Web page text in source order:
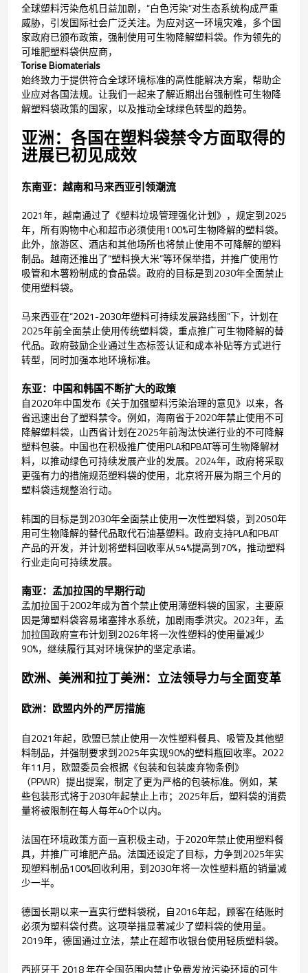
全球塑料污染危机日益加剧，“白色污染”对生态系统构成严重
威胁，引发国际社会广泛关注。为应对这一环境灾难，多个国
家政府已颁布政策，强制使用可生物降解塑料袋。作为领先的
可堆肥塑料袋供应商，
Torise Biomaterials
始终致力于提供符合全球环境标准的高性能解决方案，帮助企
业应对各国法规。让我们一起来了解近期出台强制性可生物降
解塑料袋政策的国家，以及推动全球绿色转型的趋势。
亚洲：各国在塑料袋禁令方面取得的
进展已初见成效
东南亚：越南和马来西亚引领潮流
2021年，越南通过了《塑料垃圾管理强化计划》，规定到2025
年，所有购物中心和超市必须使用100%可生物降解的塑料袋。
此外，旅游区、酒店和其他场所也将禁止使用不可降解的塑料
制品。越南还推出了“塑料换大米”等环保举措，并推广使用竹
吸管和木薯粉制成的食品袋。政府的目标是到2030年全面禁止
使用塑料袋。
马来西亚在“2021-2030年塑料可持续发展路线图”下，计划在
2025年前全面禁止使用传统塑料袋，重点推广可生物降解的替
代品。政府鼓励企业通过生态标签认证和成本补贴等方式进行
转型，同时加强本地环境标准。
东亚：中国和韩国不断扩大的政策
自2020年中国发布《关于加强塑料污染治理的意见》以来，各
省迅速出台了塑料禁令。例如，海南省于2020年禁止使用不可
降解塑料袋，山西省计划在2025年前淘汰快递行业的不可降解
塑料包装。中国也在积极推广使用PLA和PBAT等可生物降解材
料，以推动绿色可持续发展产业的发展。2024年，政府将采取
更强有力的措施规范塑料袋的使用，北京将开展为期三个月的
塑料袋违规整治行动。
韩国的目标是到2030年全面禁止使用一次性塑料袋，到2050年
用可生物降解的替代品取代石油基塑料。政府支持PLA和PBAT
产品的开发，并计划将塑料回收率从54%提高到70%，推动塑料
行业走向可持续发展。
南亚：孟加拉国的早期行动
孟加拉国于2002年成为首个禁止使用薄塑料袋的国家，主要原
因是薄塑料袋容易堵塞排水系统，加剧雨季洪灾。2023年，孟
加拉国政府宣布计划到2026年将一次性塑料的使用量减少
90%，继续履行其对环境保护的坚定承诺。
欧洲、美洲和拉丁美洲：立法领导力与全面变革
欧洲：欧盟内外的严厉措施
自2021年起，欧盟已禁止使用一次性塑料餐具、吸管及其他塑
料制品，并强制要求到2025年实现90%的塑料瓶回收率。2022
年11月，欧盟委员会根据《包装和包装废弃物条例》
（PPWR）提出提案，制定了更为严格的包装标准。例如，某
些包装形式将于2030年起禁止上市；2025年后，塑料袋的消费
量将被限制在每人每年40个以内。
法国在环境政策方面一直积极主动，于2020年禁止使用塑料餐
具，并推广可堆肥产品。法国还设定了目标，力争到2025年实
现塑料制品100%回收利用，到2030年将一次性塑料瓶的销量减
少一半。
德国长期以来一直实行塑料袋税，自2016年起，顾客在结账时
必须为塑料袋付费。这项举措显著减少了塑料袋的使用量。
2019年，德国通过立法，禁止在超市收银台使用轻质塑料袋。
西班牙于 2018 年在全国范围内禁止免费发放污染环境的可生